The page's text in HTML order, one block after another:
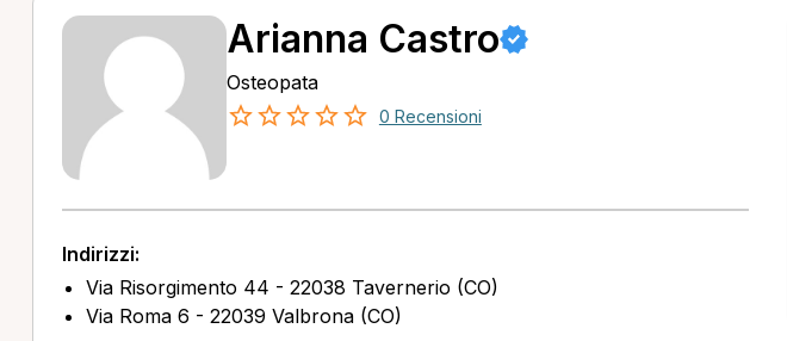
Arianna Castro
Osteopata
0 Recensioni
Indirizzi:
Via Risorgimento 44 - 22038 Tavernerio (CO)
Via Roma 6 - 22039 Valbrona (CO)